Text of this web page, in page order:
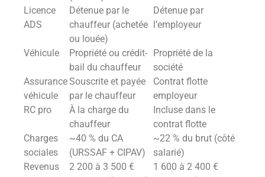
Licence
ADS
Détenue par le
chauffeur (achetée
ou louée)
Détenue par
l’employeur
Véhicule
Propriété ou crédit-
bail du chauffeur
Propriété de la
société
Assurance
véhicule
Souscrite et payée
par le chauffeur
Contrat flotte
employeur
RC pro
À la charge du
chauffeur
Incluse dans le
contrat flotte
Charges
sociales
~40 % du CA
(URSSAF + CIPAV)
~22 % du brut (côté
salarié)
Revenus
2 200 à 3 500 €
1 600 à 2 400 €